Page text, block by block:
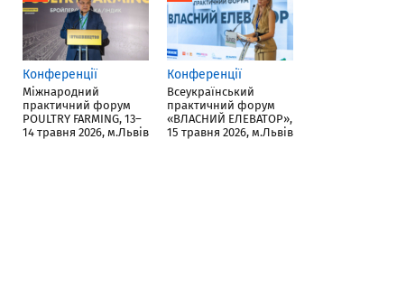
Конференції
Міжнародний
практичний форум
POULTRY FARMING, 13–
14 травня 2026, м.Львів
Конференції
Всеукраїнський
практичний форум
«ВЛАСНИЙ ЕЛЕВАТОР»,
15 травня 2026, м.Львів